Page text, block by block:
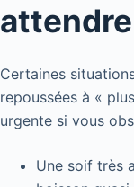
Certaines
repoussées à «
urgente si vous
Une soif très